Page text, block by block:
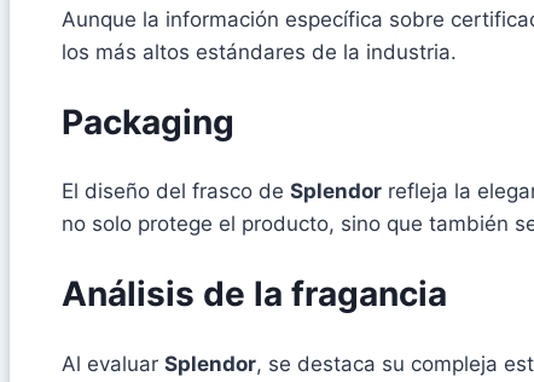
Aunque la información específica sobre
los más altos estándares de la industria.
Packaging
El diseño del frasco de Splendor refleja la
no solo protege el producto, sino que también
Análisis de la fragancia
Al evaluar Splendor, se destaca su compleja